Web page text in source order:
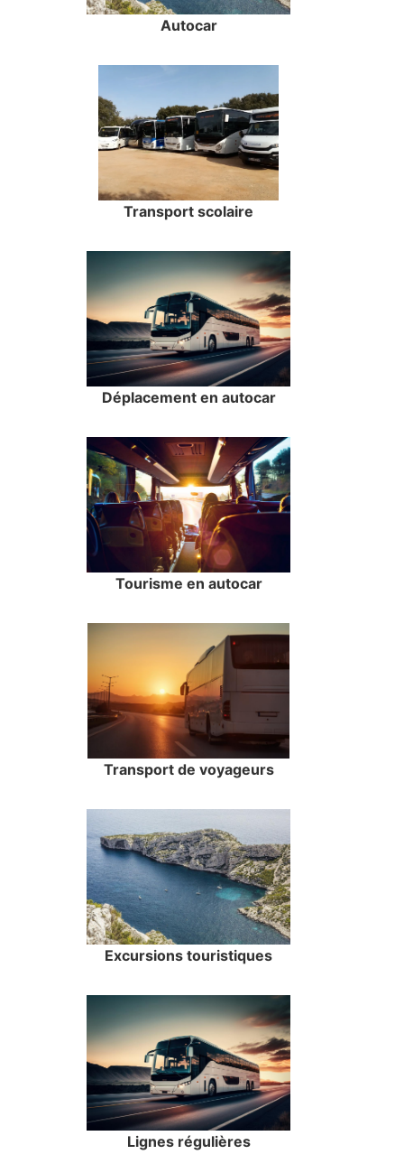
Autocar
Transport scolaire
Déplacement en autocar
Tourisme en autocar
Transport de voyageurs
Excursions touristiques
Lignes régulières